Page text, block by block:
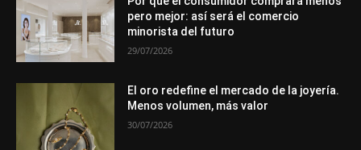
pero mejor: así será el comercio
minorista del futuro
29/07/2026
El oro redefine el mercado de la joyería.
Menos volumen, más valor
30/07/2026